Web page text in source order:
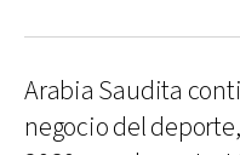
Arabia Saudita
negocio del